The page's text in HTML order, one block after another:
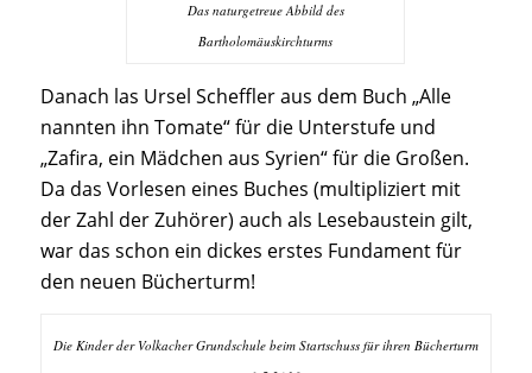
Das naturgetreue Abbild des
Bartholomäuskirchturms
Danach las Ursel Scheffler aus dem Buch „Alle
nannten ihn Tomate“ für die Unterstufe und
„Zafira, ein Mädchen aus Syrien“ für die Großen.
Da das Vorlesen eines Buches (multipliziert mit
der Zahl der Zuhörer) auch als Lesebaustein gilt,
war das schon ein dickes erstes Fundament für
den neuen Bücherturm!
Die Kinder der Volkacher Grundschule beim Startschuss für ihren Bücherturm